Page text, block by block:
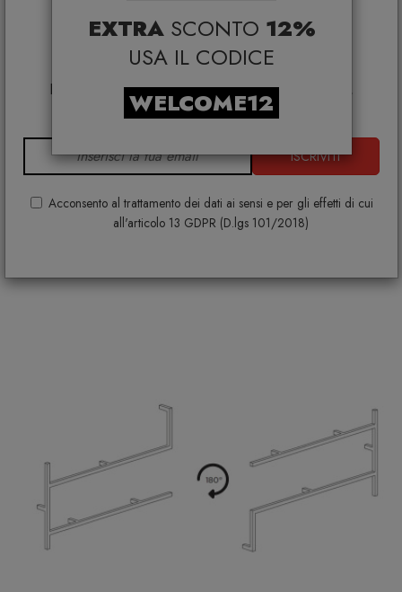
*Coupon non cumulabile con altre promo e non
applicabile su:
Smeg, Bontempi Casa, Samsonite, BBB Italia,
Franke, Gufram, Memphis, Plust, Samsung, Faber,
Dunavox, Zafferano, VG, Slide
ISCRIVITI
Acconsento al trattamento dei dati ai sensi e per gli effetti di cui
all'articolo 13 GDPR (D.lgs 101/2018)
EXTRA SCONTO 12%
USA IL CODICE
WELCOME12
Antologia Modulo B libreria
MOGG
€ 423,00
+ VARIANTI DISPONIBILI